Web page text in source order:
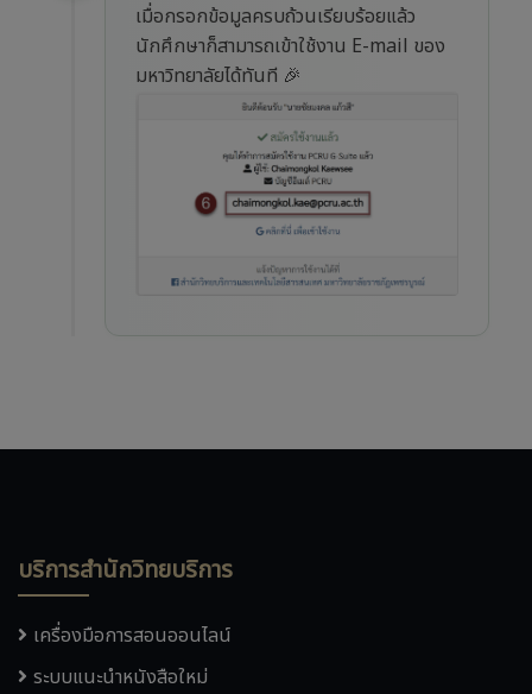
เมื่อกรอกข้อมูลครบถ้วนเรียบร้อยแล้ว
นักศึกษาก็สามารถเข้าใช้งาน E-mail ของ
มหาวิทยาลัยได้ทันที 🎉
บริการสำนักวิทยบริการ
เครื่องมือการสอนออนไลน์
ระบบแนะนำหนังสือใหม่